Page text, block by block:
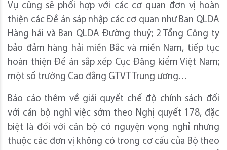
Vụ cũng sẽ phối hợp với các cơ quan đơn vị hoàn
thiện các Đề án sáp nhập các cơ quan như Ban QLDA
Hàng hải và Ban QLDA Đường thuỷ; 2 Tổng Công ty
bảo đảm hàng hải miền Bắc và miền Nam, tiếp tục
hoàn thiện Đề án sắp xếp Cục Đăng kiểm Việt Nam;
một số trường Cao đẳng GTVT Trung ương…
Báo cáo thêm về giải quyết chế độ chính sách đối
với cán bộ nghỉ việc sớm theo Nghị quyết 178, đặc
biệt là đối với cán bộ có nguyện vọng nghỉ nhưng
thuộc các đơn vị không có trong cơ cấu của Bộ theo